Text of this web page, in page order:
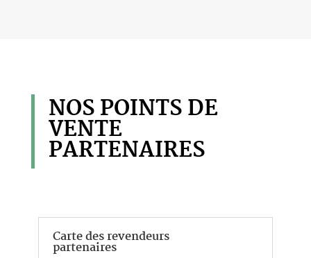
NOS POINTS DE
VENTE
PARTENAIRES
Carte des revendeurs
partenaires